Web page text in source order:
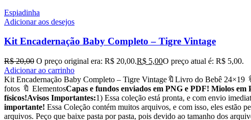
Espiadinha
Adicionar aos desejos
Kit Encadernação Baby Completo – Tigre Vintage
R$20,00 O preço original era: R$ 20,00.R$ 5,00O preço atual é: R$ 5,00.
Adicionar ao carrinho
Kit Encadernação Baby Completo – Tigre Vintage🔖Livro do Bebê 24×19
fotos 🔖 ElementosCapas e fundos enviados em PNG e PDF! Miolos
físicos!Avisos Importantes:1) Essa coleção está pronta, e com envio
importante! Essa Coleção contém muitos arquivos, e com isso, eles estão
arquivos. Peço que baixe pasta por pasta, pois devido ao tamanho dos